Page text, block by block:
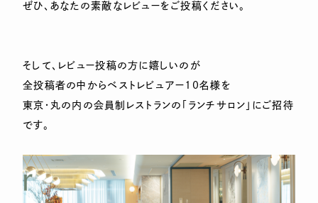
ぜひ、あなたの素敵なレビューをご投稿ください。
そして、レビュー投稿の方に嬉しいのが
全投稿者の中からベストレビュアー10名様を
東京・丸の内の会員制レストランの「ランチサロン」にご招待
です。